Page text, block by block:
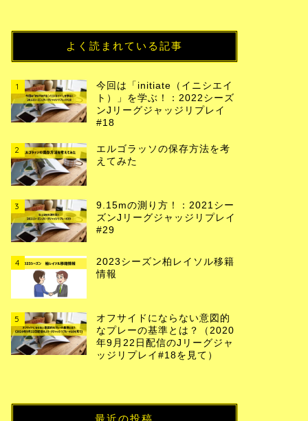
よく読まれている記事
1
今回は「initiate（イニシエイ
ト）」を学ぶ！：2022シーズ
ンJリーグジャッジリプレイ
#18
2
エルゴラッソの保存方法を考
えてみた
3
9.15mの測り方！：2021シー
ズンJリーグジャッジリプレイ
#29
4
2023シーズン柏レイソル移籍
情報
5
オフサイドにならない意図的
なプレーの基準とは？（2020
年9月22日配信のJリーグジャ
ッジリプレイ#18を見て）
最近の投稿